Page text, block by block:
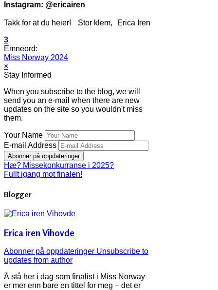
Instagram: @ericairen
Takk for at du heier! Stor klem, Erica Iren
3
Emneord:
Miss Norway 2024
×
Stay Informed
When you subscribe to the blog, we will
send you an e-mail when there are new
updates on the site so you wouldn't miss
them.
Your Name
E-mail Address
Abonner på oppdateringer
Hæ? Missekonkurranse i 2025?
Fullt igang mot finalen!
Blogger
Erica iren Vihovde
Abonner på oppdateringer Unsubscribe to
updates from author
Å stå her i dag som finalist i Miss Norway
er mer enn bare en tittel for meg – det er